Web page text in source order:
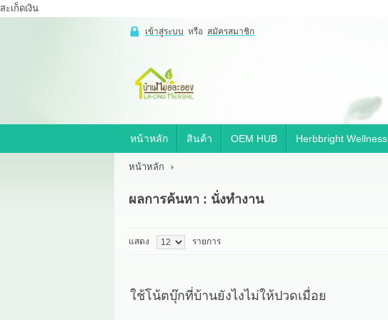
สะเก็ดเงิน
OEM HUB
HERBBRIGHT WELLNESS
รีวิว เกี่ยวกับเรา
เข้าสู่ระบบ หรือ สมัครสมาชิก
หน้าหลัก สินค้า OEM HUB Herbbright Wellness
หน้าหลัก
ผลการค้นหา : นั่งทำงาน
แสดง รายการ
ใช้โน้ตบุ๊กที่บ้านยังไงไม่ให้ปวดเมื่อย